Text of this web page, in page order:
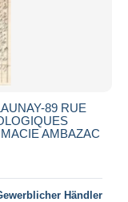
89 RUE
AMBAZAC
Händler